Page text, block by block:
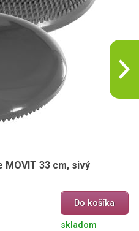
MOVIT 33 cm, sivý
Do košíka
skladom